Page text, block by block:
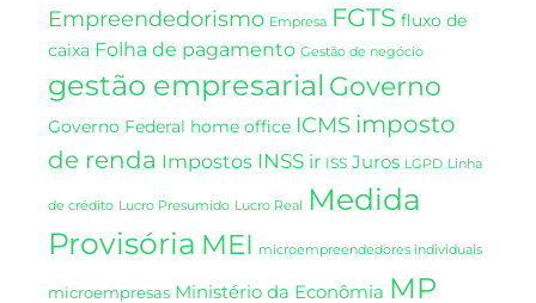
Empreendedorismo Empresa FGTS fluxo de
caixa Folha de pagamento Gestão de negócio
gestão empresarial Governo
Governo Federal home office ICMS imposto
de renda Impostos INSS ir ISS Juros LGPD Linha
de crédito Lucro Presumido Lucro Real
Medida
Provisória MEI microempreendedores individuais
microempresas Ministério da Econômia MP